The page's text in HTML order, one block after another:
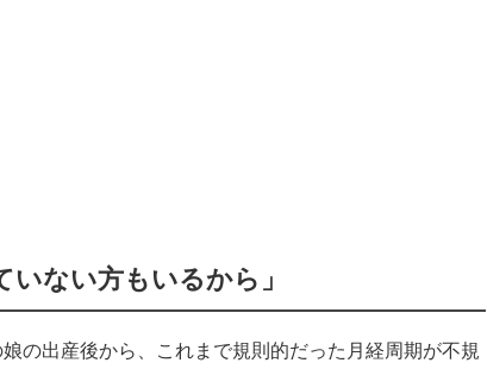
いない方もいるから」
の出産後から、これまで規則的だった月経周期が不規